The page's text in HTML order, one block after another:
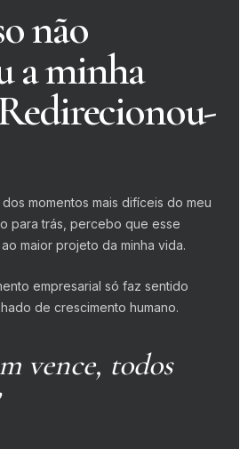
não
a minha
momentos mais difíceis do meu
para trás, percebo que esse
maior projeto da minha vida.
empresarial só faz sentido
de crescimento humano.
vence, todos